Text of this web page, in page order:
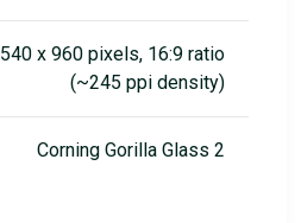
540 x 960 pixels, 16:9 ratio
(~245 ppi density)
Corning Gorilla Glass 2